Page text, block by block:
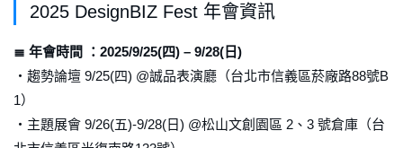
2025 DesignBIZ Fest 年會資訊
≣ 年會時間 ：2025/9/25(四) – 9/28(日)
・趨勢論壇 9/25(四) @誠品表演廳（台北市信義區菸廠路88號B
1）
・主題展會 9/26(五)-9/28(日) @松山文創園區 2、3 號倉庫（台